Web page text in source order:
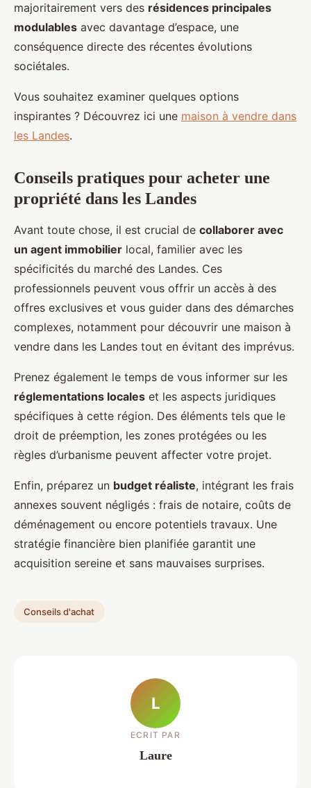
majoritairement vers des résidences principales
modulables avec davantage d’espace, une
conséquence directe des récentes évolutions
sociétales.
Vous souhaitez examiner quelques options
inspirantes ? Découvrez ici une maison à vendre dans
les Landes.
Conseils pratiques pour acheter une
propriété dans les Landes
Avant toute chose, il est crucial de collaborer avec
un agent immobilier local, familier avec les
spécificités du marché des Landes. Ces
professionnels peuvent vous offrir un accès à des
offres exclusives et vous guider dans des démarches
complexes, notamment pour découvrir une maison à
vendre dans les Landes tout en évitant des imprévus.
Prenez également le temps de vous informer sur les
réglementations locales et les aspects juridiques
spécifiques à cette région. Des éléments tels que le
droit de préemption, les zones protégées ou les
règles d’urbanisme peuvent affecter votre projet.
Enfin, préparez un budget réaliste, intégrant les frais
annexes souvent négligés : frais de notaire, coûts de
déménagement ou encore potentiels travaux. Une
stratégie financière bien planifiée garantit une
acquisition sereine et sans mauvaises surprises.
Conseils d'achat
L
ECRIT PAR
Laure